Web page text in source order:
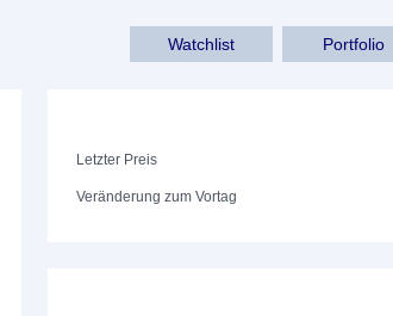
Portfolio
Watchlist
Letzter Preis
Veränderung zum Vortag